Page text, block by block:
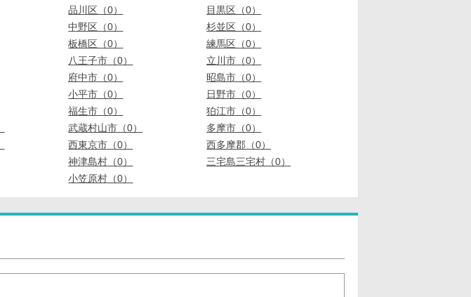
品川区（0）
目黒区（0）
中野区（0）
杉並区（0）
板橋区（0）
練馬区（0）
八王子市（0）
立川市（0）
府中市（0）
昭島市（0）
小平市（0）
日野市（0）
福生市（0）
狛江市（0）
武蔵村山市（0）
多摩市（0）
西東京市（0）
西多摩郡（0）
神津島村（0）
三宅島三宅村（0）
小笠原村（0）